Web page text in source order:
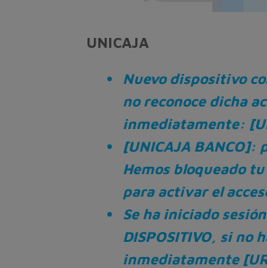
UNICAJA
Nuevo dispositivo
no reconoce dicha
inmediatamente:
[UNICAJA BANCO]:
Hemos bloqueado
para activar el
Se ha iniciado
DISPOSITIVO, si no
inmediatamente